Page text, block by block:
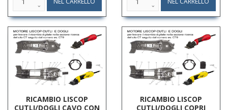
RICAMBIO LISCOP
CUTLI/DOGLI CAVO CON
RICAMBIO LISCOP
CUTLI/DOGLI COPRI